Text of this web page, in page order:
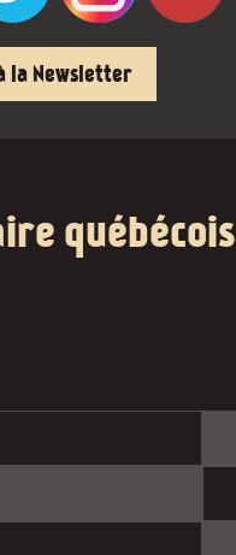
la Newsletter
québécois